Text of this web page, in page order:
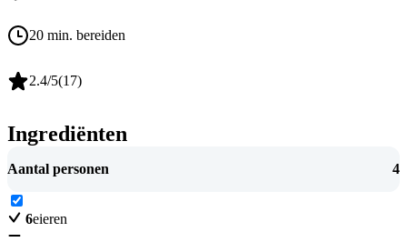
20 min. bereiden
2.4/5(17)
Ingrediënten
Aantal personen 4
6eieren